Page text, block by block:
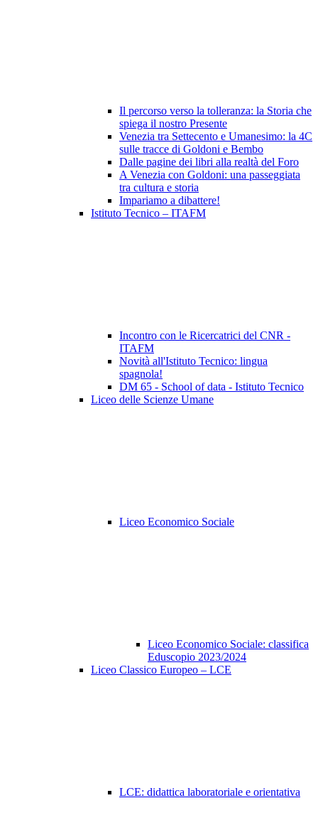
Il percorso verso la tolleranza: la Storia che
spiega il nostro Presente
Venezia tra Settecento e Umanesimo: la 4C
sulle tracce di Goldoni e Bembo
Dalle pagine dei libri alla realtà del Foro
A Venezia con Goldoni: una passeggiata
tra cultura e storia
Impariamo a dibattere!
Istituto Tecnico – ITAFM
Incontro con le Ricercatrici del CNR -
ITAFM
Novità all'Istituto Tecnico: lingua
spagnola!
DM 65 - School of data - Istituto Tecnico
Liceo delle Scienze Umane
Liceo Economico Sociale
Liceo Economico Sociale: classifica
Eduscopio 2023/2024
Liceo Classico Europeo – LCE
LCE: didattica laboratoriale e orientativa